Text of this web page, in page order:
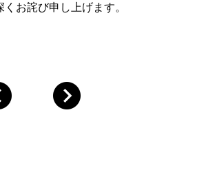
お詫び申し上げます。